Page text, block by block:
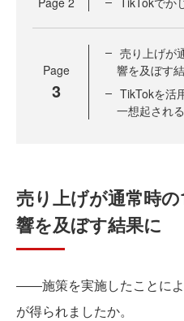
Page
3
売り上げが
響を及ぼす
TikTokを活
一想起され
売り上げが通常時
響を及ぼす結果に
――施策を実施したことに
が得られましたか。